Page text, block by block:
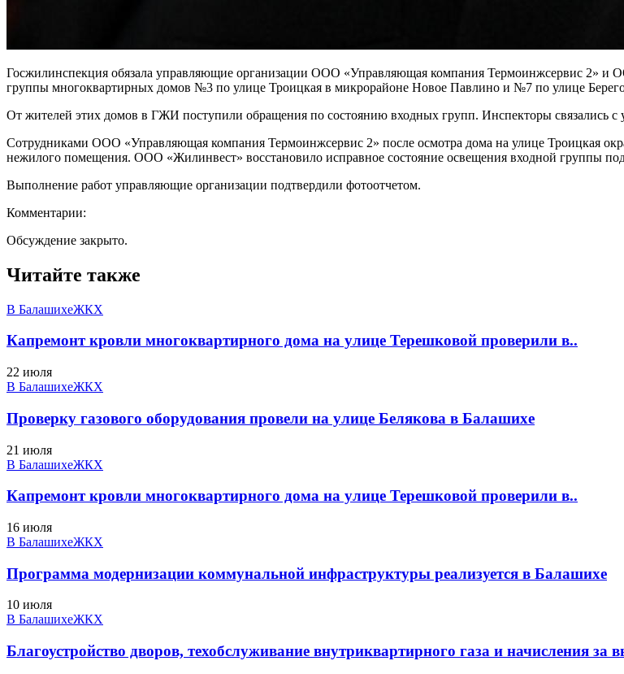
Госжилинспекция обязала управляющие организации ООО «Управляющая компания Термоинжсервис 2» и
группы многоквартирных домов №3 по улице Троицкая в микрорайоне Новое Павлино и №7 по улице
От жителей этих домов в ГЖИ поступили обращения по состоянию входных групп. Инспекторы связались
Сотрудниками ООО «Управляющая компания Термоинжсервис 2» после осмотра дома на улице Троицкая
нежилого помещения. ООО «Жилинвест» восстановило исправное состояние освещения входной группы
Выполнение работ управляющие организации подтвердили фотоотчетом.
Комментарии:
Обсуждение закрыто.
Читайте также
В БалашихеЖКХ
Капремонт кровли многоквартирного дома на улице Терешковой проверили в..
22 июля
В БалашихеЖКХ
Проверку газового оборудования провели на улице Белякова в Балашихе
21 июля
В БалашихеЖКХ
Капремонт кровли многоквартирного дома на улице Терешковой проверили в..
16 июля
В БалашихеЖКХ
Программа модернизации коммунальной инфраструктуры реализуется в Балашихе
10 июля
В БалашихеЖКХ
Благоустройство дворов, техобслуживание внутриквартирного газа и начисления за